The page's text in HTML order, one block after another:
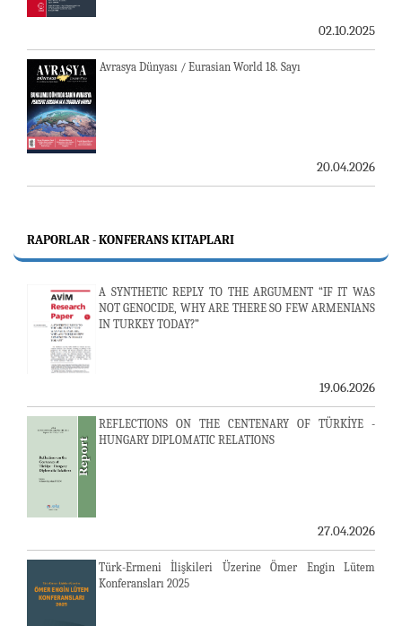
02.10.2025
Avrasya Dünyası / Eurasian World 18. Sayı
20.04.2026
RAPORLAR - KONFERANS KITAPLARI
A SYNTHETIC REPLY TO THE ARGUMENT “IF IT WAS
NOT GENOCIDE, WHY ARE THERE SO FEW ARMENIANS
IN TURKEY TODAY?”
19.06.2026
REFLECTIONS ON THE CENTENARY OF TÜRKİYE -
HUNGARY DIPLOMATIC RELATIONS
27.04.2026
Türk-Ermeni İlişkileri Üzerine Ömer Engin Lütem
Konferansları 2025